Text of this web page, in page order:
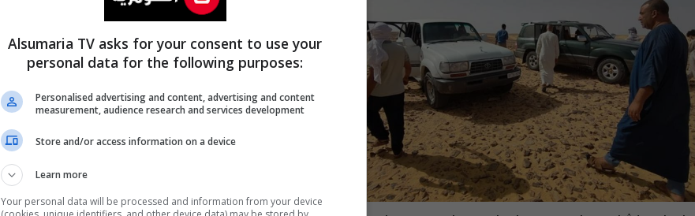
Alsumaria TV asks for your consent to use your
personal data for the following purposes:
Personalised advertising and content, advertising and content
measurement, audience research and services development
Store and/or access information on a device
Learn more
Your personal data will be processed and information from your device